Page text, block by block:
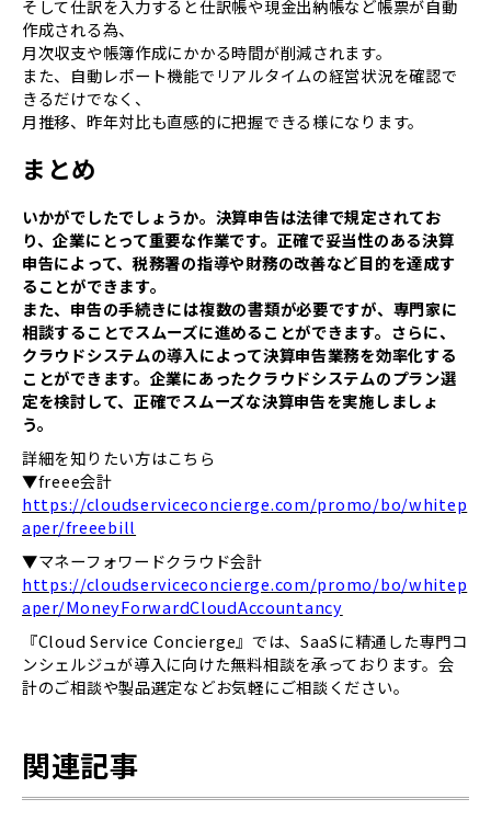
そして仕訳を入力すると仕訳帳や現金出納帳など帳票が自動
作成される為、
月次収支や帳簿作成にかかる時間が削減されます。
また、自動レポート機能でリアルタイムの経営状況を確認で
きるだけでなく、
月推移、昨年対比も直感的に把握できる様になります。
まとめ
いかがでしたでしょうか。決算申告は法律で規定されてお
り、企業にとって重要な作業です。正確で妥当性のある決算
申告によって、税務署の指導や財務の改善など目的を達成す
ることができます。
また、申告の手続きには複数の書類が必要ですが、専門家に
相談することでスムーズに進めることができます。さらに、
クラウドシステムの導入によって決算申告業務を効率化する
ことができます。企業にあったクラウドシステムのプラン選
定を検討して、正確でスムーズな決算申告を実施しましょ
う。
詳細を知りたい方はこちら
▼freee会計
https://cloudserviceconcierge.com/promo/bo/whitep
aper/freeebill
▼マネーフォワードクラウド会計
https://cloudserviceconcierge.com/promo/bo/whitep
aper/MoneyForwardCloudAccountancy
『Cloud Service Concierge』では、SaaSに精通した専門コ
ンシェルジュが導入に向けた無料相談を承っております。会
計のご相談や製品選定などお気軽にご相談ください。
関連記事